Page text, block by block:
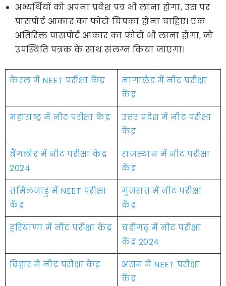
अभ्यर्थियों को अपना प्रवेश पत्र भी लाना होगा, उस पर
पासपोर्ट आकार का फोटो चिपका होना चाहिए। एक
अतिरिक्त पासपोर्ट आकार का फोटो भी लाना होगा, जो
उपस्थिति पत्रक के साथ संलग्न किया जाएगा।
केरल में NEET परीक्षा केंद्र
नागालैंड में नीट परीक्षा
केंद्र
महाराष्ट्र में नीट परीक्षा केंद्र
उत्तर प्रदेश में नीट परीक्षा
केंद्र
बैंगलोर में नीट परीक्षा केंद्र
2024
राजस्थान में नीट परीक्षा
केंद्र
तमिलनाडु में NEET परीक्षा
केंद्र
गुजरात में नीट परीक्षा
केंद्र
हरियाणा में नीट परीक्षा केंद्र
चंडीगढ़ में नीट परीक्षा
केंद्र 2024
बिहार में नीट परीक्षा केंद्र
असम में NEET परीक्षा
केंद्र